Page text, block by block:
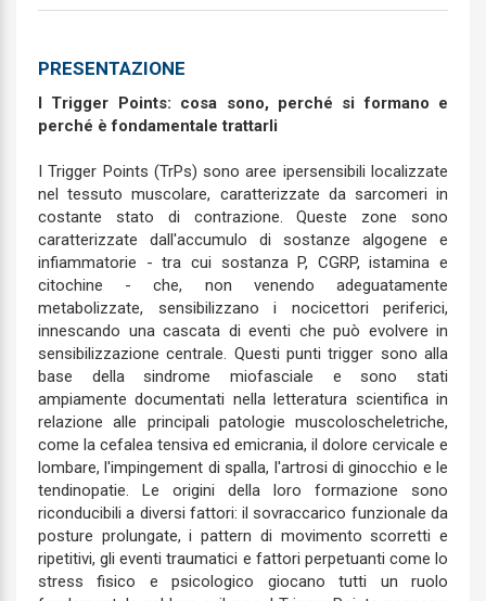
PRESENTAZIONE
I Trigger Points: cosa sono, perché si formano e
perché è fondamentale trattarli
I Trigger Points (TrPs) sono aree ipersensibili localizzate
nel tessuto muscolare, caratterizzate da sarcomeri in
costante stato di contrazione. Queste zone sono
caratterizzate dall'accumulo di sostanze algogene e
infiammatorie - tra cui sostanza P, CGRP, istamina e
citochine - che, non venendo adeguatamente
metabolizzate, sensibilizzano i nocicettori periferici,
innescando una cascata di eventi che può evolvere in
sensibilizzazione centrale. Questi punti trigger sono alla
base della sindrome miofasciale e sono stati
ampiamente documentati nella letteratura scientifica in
relazione alle principali patologie muscoloscheletriche,
come la cefalea tensiva ed emicrania, il dolore cervicale e
lombare, l'impingement di spalla, l'artrosi di ginocchio e le
tendinopatie. Le origini della loro formazione sono
riconducibili a diversi fattori: il sovraccarico funzionale da
posture prolungate, i pattern di movimento scorretti e
ripetitivi, gli eventi traumatici e fattori perpetuanti come lo
stress fisico e psicologico giocano tutti un ruolo